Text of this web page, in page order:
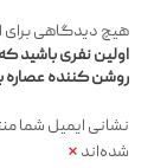
هیچ دیدگاهی
اولین نفری باشید
روشن کننده عصاره
نشانی ایمیل شما
شده‌اند *